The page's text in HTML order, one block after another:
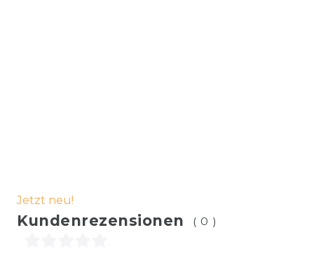
Jetzt neu!
Kundenrezensionen (0)